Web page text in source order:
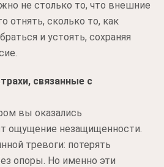
не столько то, что внешние
отнять, сколько то, как
и устоять, сохраняя
связанные с
вы оказались
ощущение незащищенности.
тревоги: потерять
опоры. Но именно эти